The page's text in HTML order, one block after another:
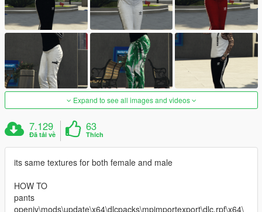
Expand to see all images and videos
7.129
Đã tải về
63
Thích
its same textures for both female and male
HOW TO
pants
openiv\mods\update\x64\dlcpacks\mpimportexport\dlc.rpf\x64\